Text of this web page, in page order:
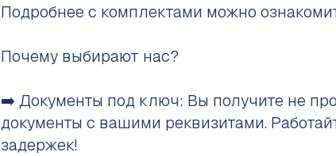
Подробнее с комплектами можно
Почему выбирают нас?
➡️ Документы под ключ: Вы получите не
документы с вашими реквизитами.
задержек!